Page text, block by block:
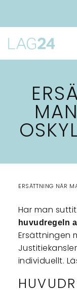
ERSÄTTNING NÄR
Har man
huvudregeln
Ersättningen
individuellt.